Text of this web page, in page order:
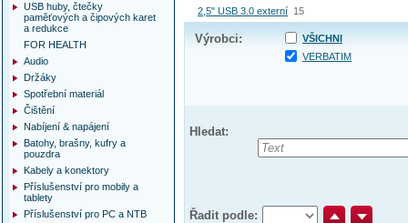
2,5" USB 3.0 externí 15
Výrobci:
VŠICHNI
VERBATIM
Hledat:
Řadit podle:
USB huby, čtečky
paměťových a čipových karet
a redukce
FOR HEALTH
Audio
Držáky
Spotřební materiál
Čištění
Nabíjení & napájení
Batohy, brašny, kufry a
pouzdra
Kabely a konektory
Příslušenství pro mobily a
tablety
Příslušenství pro PC a NTB